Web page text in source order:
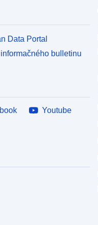
Data Portal
bulletinu
Youtube